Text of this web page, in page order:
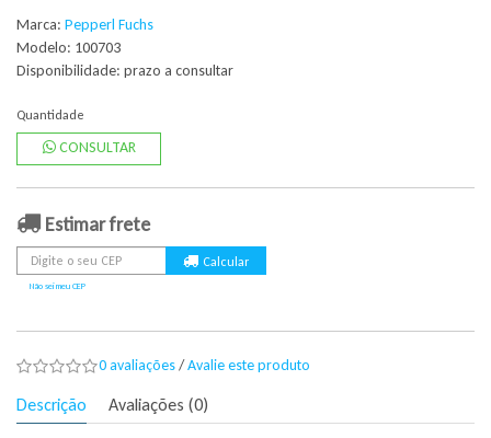
Marca: Pepperl Fuchs
Modelo: 100703
Disponibilidade: prazo a consultar
Quantidade
CONSULTAR
Estimar frete
Não sei meu CEP
0 avaliações/Avalie este produto
Descrição Avaliações (0)